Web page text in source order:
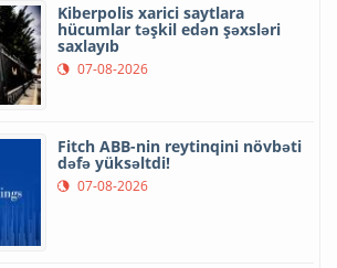
Kiberpolis xarici saytlara
hücumlar təşkil edən şəxsləri
saxlayıb
07-08-2026
Fitch ABB-nin reytinqini növbəti
dəfə yüksəltdi!
07-08-2026